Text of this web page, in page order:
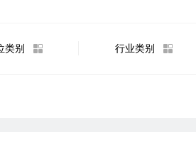
类别 行业类别